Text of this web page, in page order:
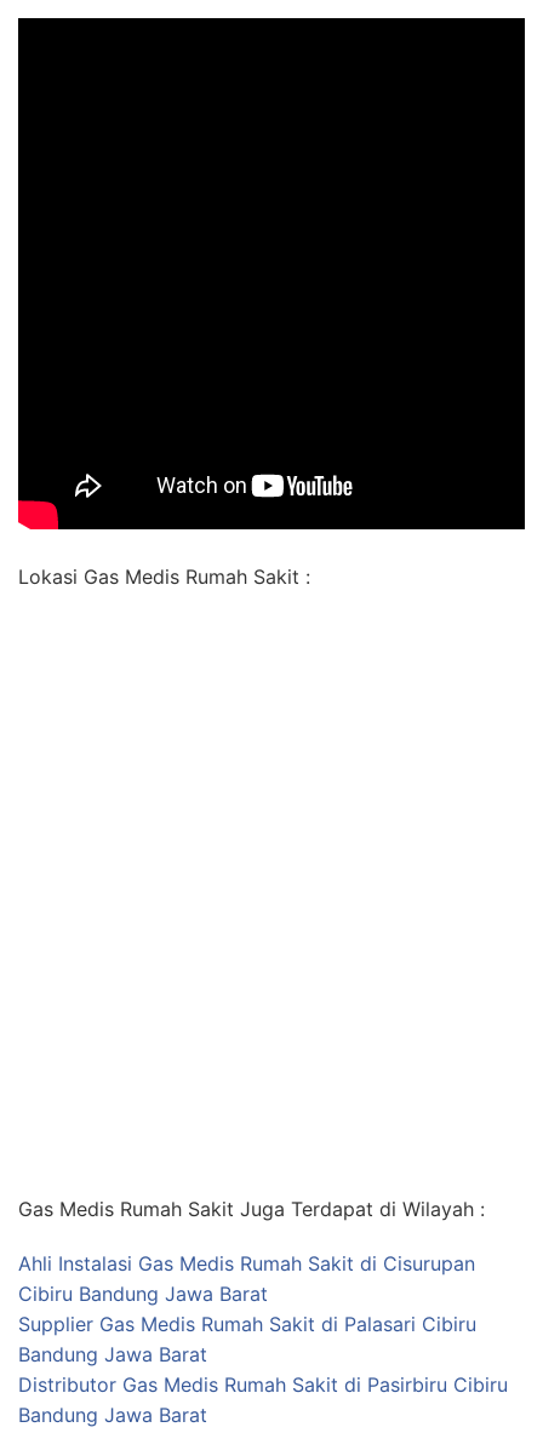
Lokasi Gas Medis Rumah Sakit :
Gas Medis Rumah Sakit Juga Terdapat di Wilayah :
Ahli Instalasi Gas Medis Rumah Sakit di Cisurupan
Cibiru Bandung Jawa Barat
Supplier Gas Medis Rumah Sakit di Palasari Cibiru
Bandung Jawa Barat
Distributor Gas Medis Rumah Sakit di Pasirbiru Cibiru
Bandung Jawa Barat